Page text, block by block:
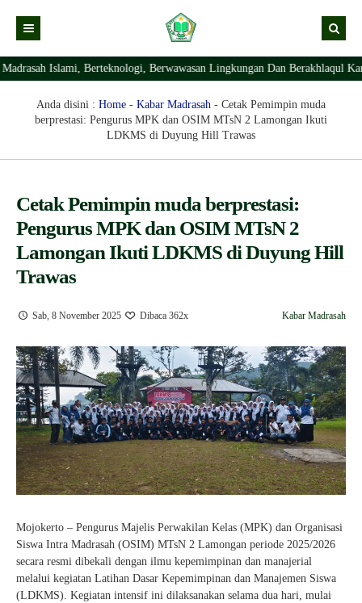
Kabar
Kabar Madrasah
Kabar Pimpinan
Profil Madrasah
Sejarah Berdirinya Madrasah
Ekstrakurikuler Madrasah
Prestasi Madrasah
Layanan Digital
KURIKULUM
RDM
Struktur Organisasi Madrasah
Islami, Berteknologi, Berwawasan Lingkungan Dan Berakhlaqul
Anda disini : Home - Kabar Madrasah - Cetak Pemimpin muda
berprestasi: Pengurus MPK dan OSIM MTsN 2 Lamongan Ikuti
LDKMS di Duyung Hill Trawas
Cetak Pemimpin muda berprestasi:
Pengurus MPK dan OSIM MTsN 2
Lamongan Ikuti LDKMS di Duyung Hill
Trawas
Sab, 8 November 2025 Dibaca 362x Kabar Madrasah
Mojokerto – Pengurus Majelis Perwakilan Kelas (MPK) dan Organisasi
Siswa Intra Madrasah (OSIM) MTsN 2 Lamongan periode 2025/2026
secara resmi dibekali dengan ilmu kepemimpinan dan manajerial
melalui kegiatan Latihan Dasar Kepemimpinan dan Manajemen Siswa
(LDKMS). Kegiatan intensif ini dilaksanakan selama dua hari, mulai